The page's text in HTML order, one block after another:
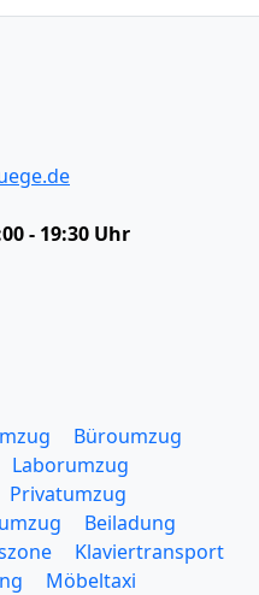
- 19:30 Uhr
Büroumzug
Laborumzug
Privatumzug
Beiladung
Klaviertransport
Möbeltaxi